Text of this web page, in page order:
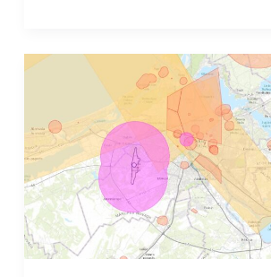
Valsts
apkārtnē
noteikti
plaši
gaisa
telpas
izmantošanas
ierobežojumi